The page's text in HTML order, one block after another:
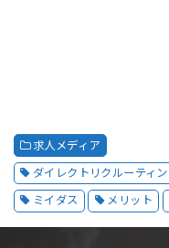
求人メディア
ダイレクトリクルーティ
ミイダス メリット